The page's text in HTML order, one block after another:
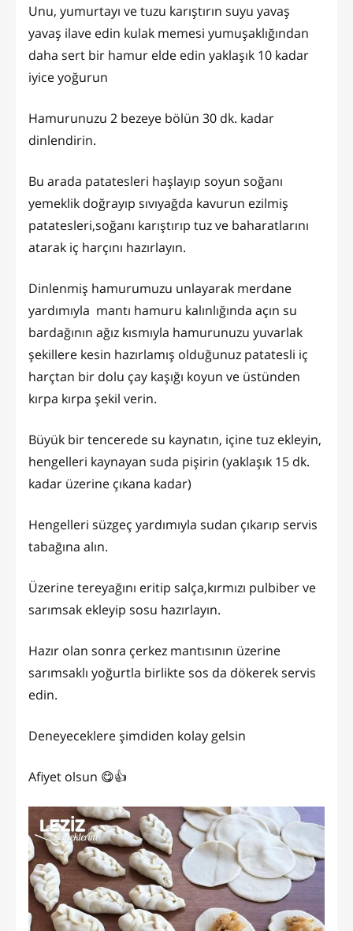
Unu, yumurtayı ve tuzu karıştırın suyu yavaş
yavaş ilave edin kulak memesi yumuşaklığından
daha sert bir hamur elde edin yaklaşık 10 kadar
iyice yoğurun
Hamurunuzu 2 bezeye bölün 30 dk. kadar
dinlendirin.
Bu arada patatesleri haşlayıp soyun soğanı
yemeklik doğrayıp sıvıyağda kavurun ezilmiş
patatesleri,soğanı karıştırıp tuz ve baharatlarını
atarak iç harçını hazırlayın.
Dinlenmiş hamurumuzu unlayarak merdane
yardımıyla mantı hamuru kalınlığında açın su
bardağının ağız kısmıyla hamurunuzu yuvarlak
şekillere kesin hazırlamış olduğunuz patatesli iç
harçtan bir dolu çay kaşığı koyun ve üstünden
kırpa kırpa şekil verin.
Büyük bir tencerede su kaynatın, içine tuz ekleyin,
hengelleri kaynayan suda pişirin (yaklaşık 15 dk.
kadar üzerine çıkana kadar)
Hengelleri süzgeç yardımıyla sudan çıkarıp servis
tabağına alın.
Üzerine tereyağını eritip salça,kırmızı pulbiber ve
sarımsak ekleyip sosu hazırlayın.
Hazır olan sonra çerkez mantısının üzerine
sarımsaklı yoğurtla birlikte sos da dökerek servis
edin.
Deneyeceklere şimdiden kolay gelsin
Afiyet olsun 😋👍